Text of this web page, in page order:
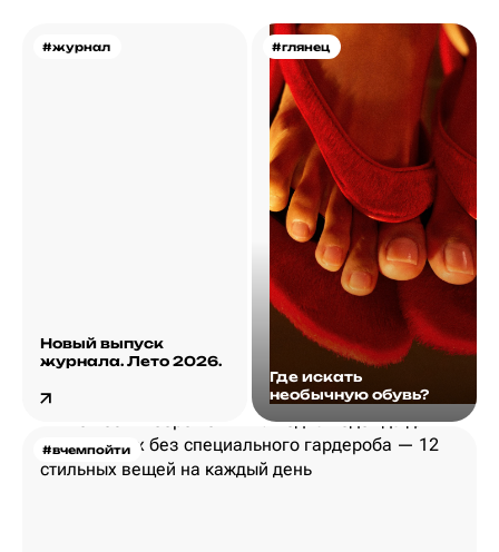
#журнал
Новый выпуск
журнала. Лето 2026.
#глянец
Где искать
необычную обувь?
#вчемпойти